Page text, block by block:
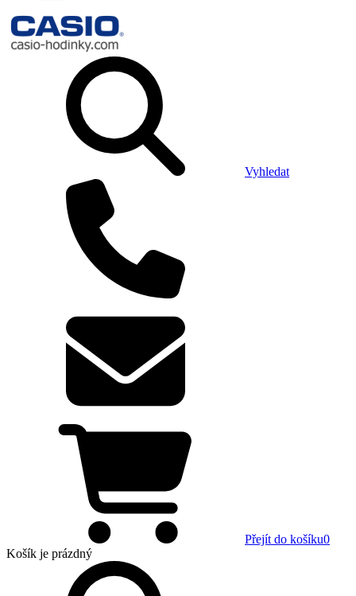
Vyhledat
Přejít do košíku0
Košík je prázdný